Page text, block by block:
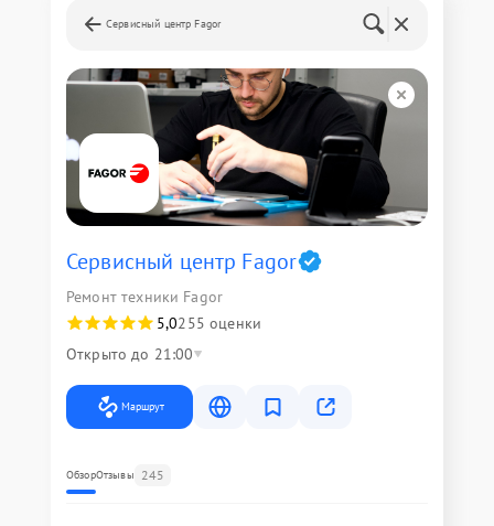
Сервисный центр Fagor
Сервисный центр Fagor
Ремонт техники Fagor
5,0255 оценки
Открыто до 21:00
Маршрут
ОбзорОтзывы 245